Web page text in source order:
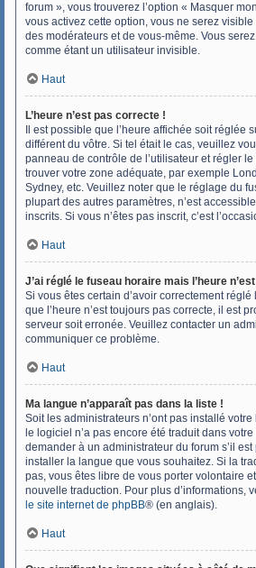
forum », vous trouverez l’option « Masquer
vous activez cette option, vous ne serez
des modérateurs et de vous-même. Vous
comme étant un utilisateur invisible.
Haut
L’heure n’est pas correcte !
Il est possible que l’heure affichée soit réglée
différent du vôtre. Si tel était le cas, veuillez
panneau de contrôle de l’utilisateur et régler
trouver votre zone adéquate, par exemple
Sydney, etc. Veuillez noter que le réglage du
plupart des autres paramètres, n’est
inscrits. Si vous n’êtes pas inscrit, c’est
Haut
J’ai réglé le fuseau horaire mais l’heure
Si vous êtes certain d’avoir correctement
que l’heure n’est toujours pas correcte, il est
serveur soit erronée. Veuillez contacter un
communiquer ce problème.
Haut
Ma langue n’apparaît pas dans la liste !
Soit les administrateurs n’ont pas installé
le logiciel n’a pas encore été traduit dans
demander à un administrateur du forum s’il est
installer la langue que vous souhaitez. Si la
pas, vous êtes libre de vous porter volontaire
nouvelle traduction. Pour plus d’informations,
le site internet de phpBB® (en anglais).
Haut